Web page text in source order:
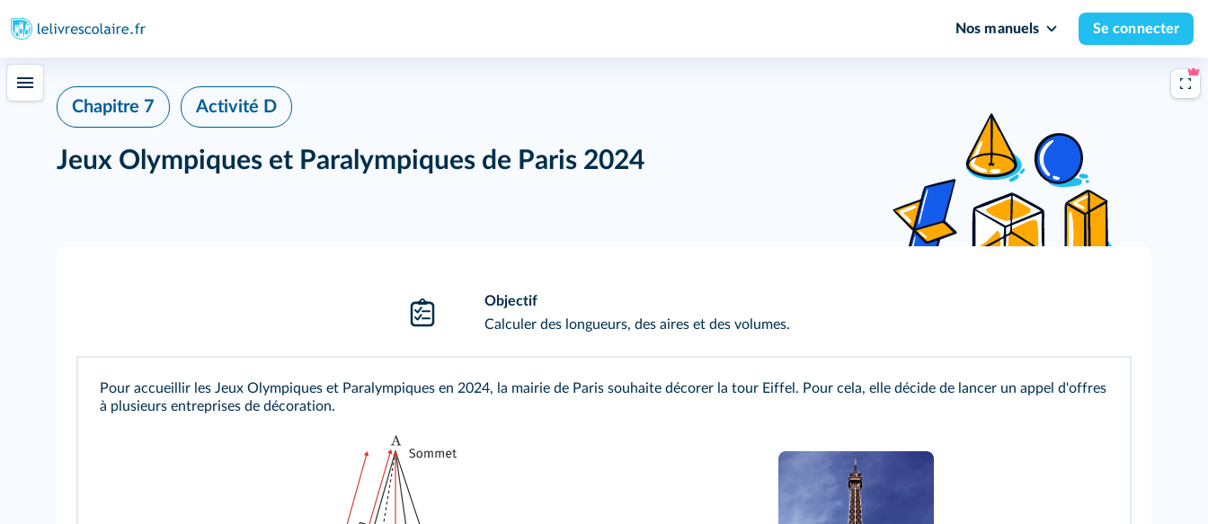
Nos manuels Se connecter
Chapitre 7 Activité D
Jeux Olympiques et Paralympiques de Paris 2024
Objectif
Calculer des longueurs, des aires et des volumes.
Pour accueillir les Jeux Olympiques et Paralympiques en 2024, la mairie de Paris souhaite décorer la tour Eiffel. Pour cela, elle décide de lancer un appel d'offres
à plusieurs entreprises de décoration.